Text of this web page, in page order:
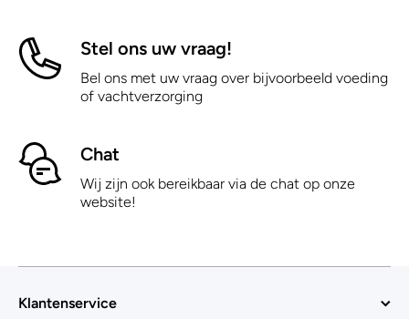
Stel ons uw vraag!
Bel ons met uw vraag over bijvoorbeeld voeding
of vachtverzorging
Chat
Wij zijn ook bereikbaar via de chat op onze
website!
Klantenservice